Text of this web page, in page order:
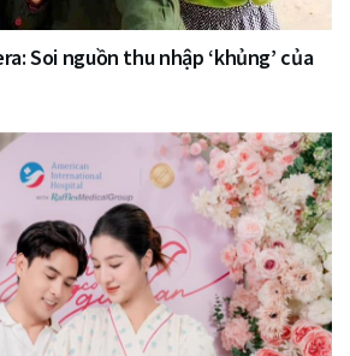
Soi nguồn thu nhập ‘khủng’ của